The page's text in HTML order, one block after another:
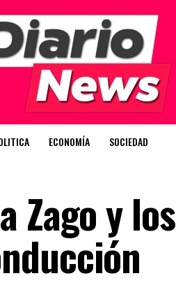
ECONOMÍA SOCIEDAD
Zago y los